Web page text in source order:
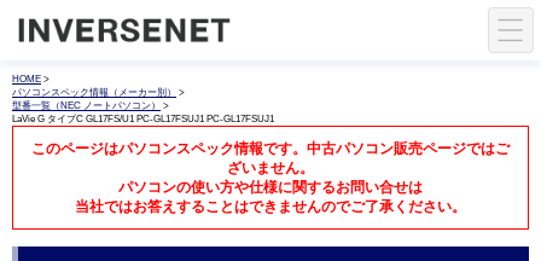
HOME >
パソコンスペック情報（メーカー別）
>
型番一覧（NEC ノートパソコン）
>
LaVie G タイプC GL17FS/U1 PC-GL17FSUJ1 PC-GL17FSUJ1
このページはパソコンスペック情報です。中古パソコン販売ページではご
ざいません。
パソコンの使い方や仕様に関するお問い合せは
当社ではお答えすることはできませんのでご了承ください。